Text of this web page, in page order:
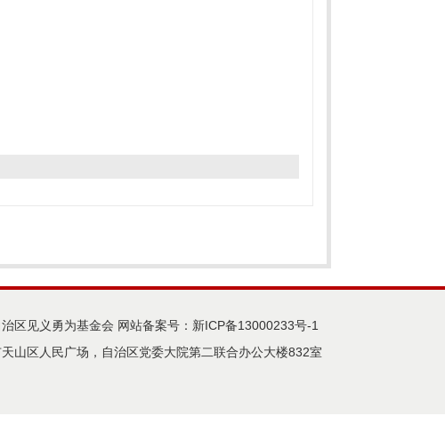
区见义勇为基金会 网站备案号： 新ICP备13000233号-1
山区人民广场，自治区党委大院第二联合办公大楼832室